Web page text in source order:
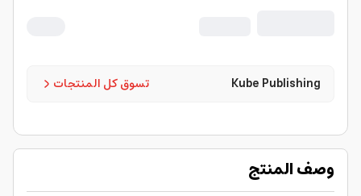
تسوق كل المنتجات Kube Publishing
وصف المنتج